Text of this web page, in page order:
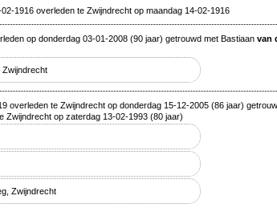
1916 overleden te Zwijndrecht op maandag 14-02-1916
op donderdag 03-01-2008 (90 jaar) getrouwd met Bastiaan van
overleden te Zwijndrecht op donderdag 15-12-2005 (86 jaar)
Zwijndrecht op zaterdag 13-02-1993 (80 jaar)
Zwijndrecht